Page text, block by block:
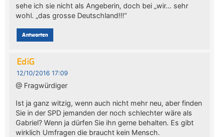
sehe ich sie nicht als Angeberin, doch bei „wir… sehr
wohl. „das grosse Deutschland!!!“
Antworten
EdiG
12/10/2016 17:09
@ Fragwürdiger
Ist ja ganz witzig, wenn auch nicht mehr neu, aber finden
Sie in der SPD jemanden der noch schlechter wäre als
Gabriel? Wenn ja dürfen Sie ihn gerne behalten. Es gibt
wirklich Umfragen die braucht kein Mensch.